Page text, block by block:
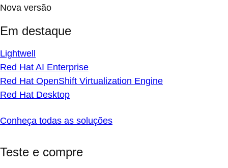
Nova versão
Em destaque
Lightwell
Red Hat AI Enterprise
Red Hat OpenShift Virtualization Engine
Red Hat Desktop
Conheça todas as soluções
Teste e compre